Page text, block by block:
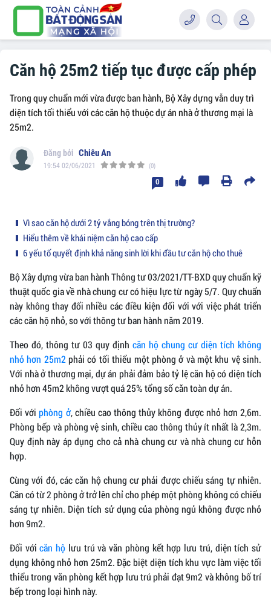
Căn hộ 25m2 tiếp tục được cấp phép
Trong quy chuẩn mới vừa được ban hành, Bộ Xây dựng vẫn duy trì
diện tích tối thiểu với các căn hộ thuộc dự án nhà ở thương mại là
25m2.
Chiêu An
19:54 02/06/2021 (0)
0
Vì sao căn hộ dưới 2 tỷ vắng bóng trên thị trường?
Hiểu thêm về khái niệm căn hộ cao cấp
6 yếu tố quyết định khả năng sinh lời khi đầu tư căn hộ cho thuê
Bộ Xây dựng vừa ban hành Thông tư 03/2021/TT-BXD quy chuẩn kỹ
thuật quốc gia về nhà chung cư có hiệu lực từ ngày 5/7. Quy chuẩn
này không thay đổi nhiều các điều kiện đối với với việc phát triển
các căn hộ nhỏ, so với thông tư ban hành năm 2019.
Theo đó, thông tư 03 quy định căn hộ chung cư diện tích không
nhỏ hơn 25m2 phải có tối thiểu một phòng ở và một khu vệ sinh.
Với nhà ở thương mại, dự án phải đảm bảo tỷ lệ căn hộ có diện tích
nhỏ hơn 45m2 không vượt quá 25% tổng số căn toàn dự án.
Đối với phòng ở, chiều cao thông thủy không được nhỏ hơn 2,6m.
Phòng bếp và phòng vệ sinh, chiều cao thông thủy ít nhất là 2,3m.
Quy định này áp dụng cho cả nhà chung cư và nhà chung cư hỗn
hợp.
Cùng với đó, các căn hộ chung cư phải được chiếu sáng tự nhiên.
Căn có từ 2 phòng ở trở lên chỉ cho phép một phòng không có chiếu
sáng tự nhiên. Diện tích sử dụng của phòng ngủ không được nhỏ
hơn 9m2.
Đối vớicăn hộ lưu trú và văn phòng kết hợp lưu trú, diện tích sử
dụng không nhỏ hơn 25m2. Đặc biệt diện tích khu vực làm việc tối
thiểu trong văn phòng kết hợp lưu trú phải đạt 9m2 và không bố trí
bếp trong loại hình này.